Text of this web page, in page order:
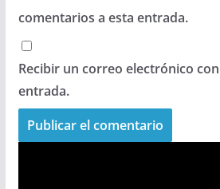
comentarios a esta entrada.
Recibir un correo electrónico
entrada.